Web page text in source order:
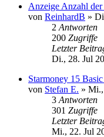
Anzeige Anzahl
von ReinhardB »
2 Antworten
200 Zugriffe
Letzter
Di., 28. Jul
Starmoney 15
von Stefan E. » Mi.,
3 Antworten
301 Zugriffe
Letzter
Mi., 22. Jul